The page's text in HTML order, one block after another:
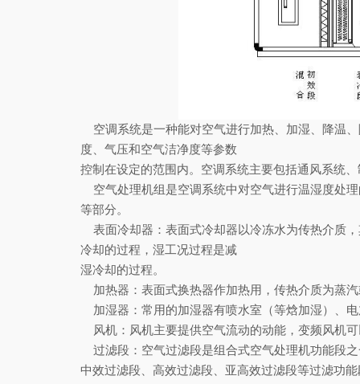
空调系统是一种能对空气进行加热、加湿、降温
度、气压和空气洁净度等参数
控制在设定的范围内。空调系统主要包括通风系统
空气处理机组是空调系统中对空气进行温湿度处
等部分。
表面冷却器：表面式冷却器以冷冻水为传热介质
冷却的过程，湿工况过程是减
湿冷却的过程。
加热器：表面式换热器作加热用，传热介质为蒸
加湿器：常用的加湿器有喷水室（等焓加湿）、
风机：风机主要提供空气流动的动能，变频风机
过滤段：空气过滤段是组合式空气处理机功能段
中效过滤段、高效过滤段、亚高效过滤段等过滤功能